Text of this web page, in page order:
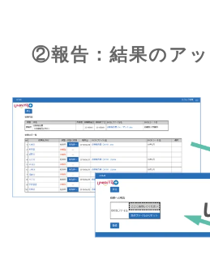
②報告：結果のアッ